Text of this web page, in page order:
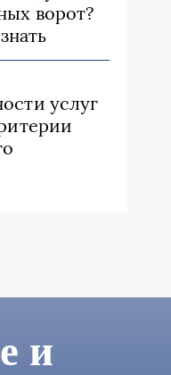
ворот?
услуг
и